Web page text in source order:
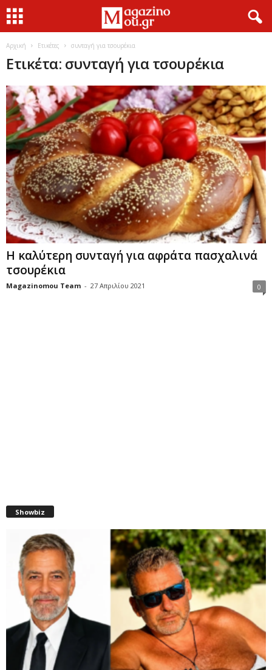
Αρχική Ετικέτες συνταγή για τσουρέκια
Ετικέτα: συνταγή για τσουρέκια
Η καλύτερη συνταγή για αφράτα πασχαλινά
τσουρέκια
Magazinomou Team - 27 Απριλίου 2021 0
Showbiz